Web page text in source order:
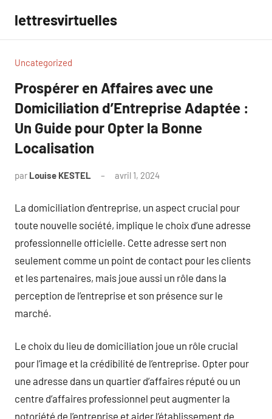
contenu
lettresvirtuelles
Uncategorized
Prospérer en Affaires avec une
Domiciliation d’Entreprise Adaptée :
Un Guide pour Opter la Bonne
Localisation
par Louise KESTEL avril 1, 2024
La domiciliation d’entreprise, un aspect crucial pour
toute nouvelle société, implique le choix d’une adresse
professionnelle officielle. Cette adresse sert non
seulement comme un point de contact pour les clients
et les partenaires, mais joue aussi un rôle dans la
perception de l’entreprise et son présence sur le
marché.
Le choix du lieu de domiciliation joue un rôle crucial
pour l’image et la crédibilité de l’entreprise. Opter pour
une adresse dans un quartier d’affaires réputé ou un
centre d’affaires professionnel peut augmenter la
notoriété de l’entreprise et aider l’établissement de